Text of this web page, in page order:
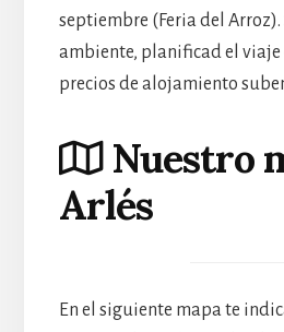
septiembre (Feria del Arroz).
ambiente, planificad el viaje
precios de alojamiento
Nuestro
Arlés
En el siguiente mapa te